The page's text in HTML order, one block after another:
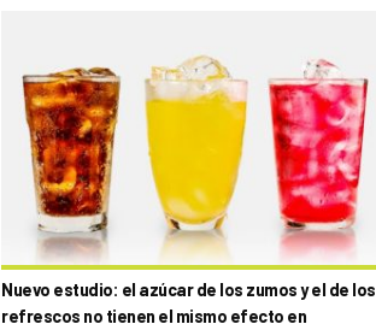
Nuevo estudio: el azúcar de los zumos y el de los
refrescos no tienen el mismo efecto en